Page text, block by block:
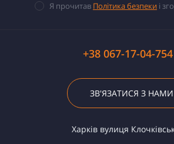
Я прочитав Політика безпеки і
+38 067-17-04-754
ЗВ'ЯЗАТИСЯ З НАМИ
Харків вулиця